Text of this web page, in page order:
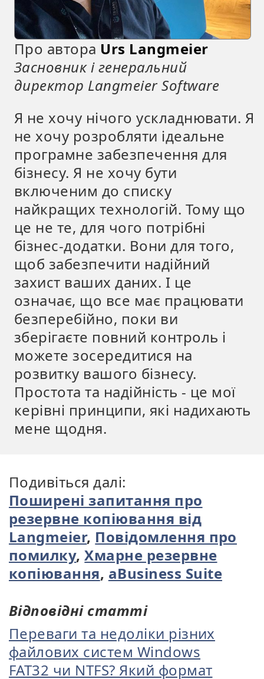
Про автора Urs Langmeier
Засновник і генеральний
директор Langmeier Software
Я не хочу нічого ускладнювати. Я
не хочу розробляти ідеальне
програмне забезпечення для
бізнесу. Я не хочу бути
включеним до списку
найкращих технологій. Тому що
це не те, для чого потрібні
бізнес-додатки. Вони для того,
щоб забезпечити надійний
захист ваших даних. І це
означає, що все має працювати
безперебійно, поки ви
зберігаєте повний контроль і
можете зосередитися на
розвитку вашого бізнесу.
Простота та надійність - це мої
керівні принципи, які надихають
мене щодня.
Подивіться далі:
Поширені запитання про
резервне копіювання від
Langmeier, Повідомлення про
помилку,Хмарне резервне
копіювання, aBusiness Suite
Відповідні статті
Переваги та недоліки різних
файлових систем Windows
FAT32 чи NTFS? Який формат